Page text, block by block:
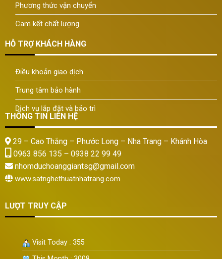
Phương thức vận chuyển
Cam kết chất lượng
HỖ TRỢ KHÁCH HÀNG
Điều khoản giao dịch
Trung tâm bảo hành
Dịch vụ lắp đặt và bảo trì
THÔNG TIN LIÊN HỆ
29 – Cao Thắng – Phước Long – Nha Trang – Khánh Hòa
0963 856 135 – 0938 22 99 49
nhomduchoanggiantsg@gmail.com
www.satnghethuatnhatrang.com
LƯỢT TRUY CẬP
Visit Today : 355